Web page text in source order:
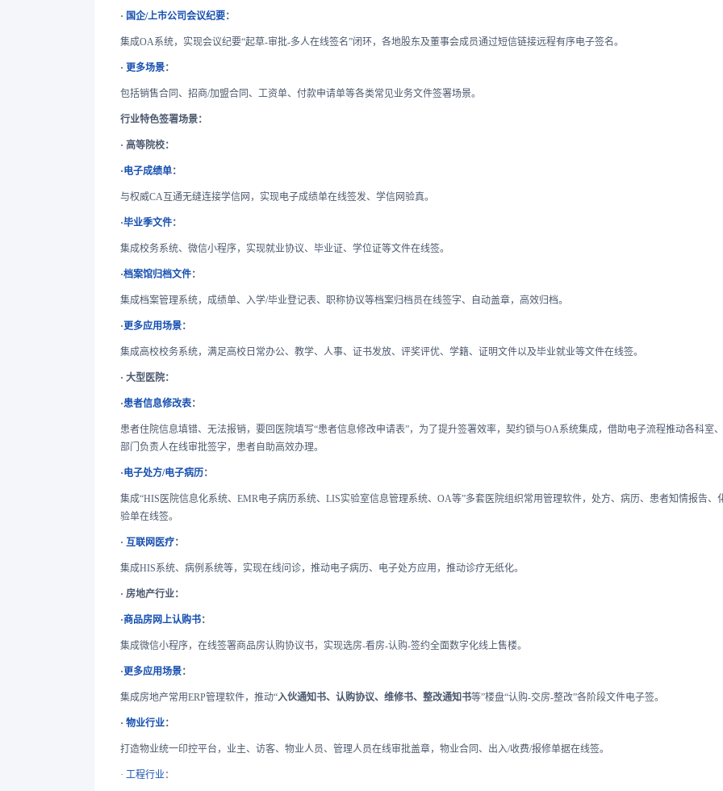
· 国企/上市公司会议纪要：
集成OA系统，实现会议纪要“起草-审批-多人在线签名”闭环，各地股东及董事会成员通过短信链接远程有序电子签名。
· 更多场景：
包括销售合同、招商/加盟合同、工资单、付款申请单等各类常见业务文件签署场景。
行业特色签署场景：
· 高等院校：
·电子成绩单：
与权威CA互通无缝连接学信网，实现电子成绩单在线签发、学信网验真。
·毕业季文件：
集成校务系统、微信小程序，实现就业协议、毕业证、学位证等文件在线签。
·档案馆归档文件：
集成档案管理系统，成绩单、入学/毕业登记表、职称协议等档案归档员在线签字、自动盖章，高效归档。
·更多应用场景：
集成高校校务系统，满足高校日常办公、教学、人事、证书发放、评奖评优、学籍、证明文件以及毕业就业等文件在线签。
· 大型医院：
·患者信息修改表：
患者住院信息填错、无法报销，要回医院填写“患者信息修改申请表”，为了提升签署效率，契约锁与OA系统集成，借助电子流程推动各科室、
部门负责人在线审批签字，患者自助高效办理。
·电子处方/电子病历：
集成“HIS医院信息化系统、EMR电子病历系统、LIS实验室信息管理系统、OA等”多套医院组织常用管理软件，处方、病历、患者知情报告、
验单在线签。
· 互联网医疗：
集成HIS系统、病例系统等，实现在线问诊，推动电子病历、电子处方应用，推动诊疗无纸化。
· 房地产行业：
·商品房网上认购书：
集成微信小程序，在线签署商品房认购协议书，实现选房-看房-认购-签约全面数字化线上售楼。
·更多应用场景：
集成房地产常用ERP管理软件，推动“入伙通知书、认购协议、维修书、整改通知书等”楼盘“认购-交房-整改”各阶段文件电子签。
· 物业行业：
打造物业统一印控平台，业主、访客、物业人员、管理人员在线审批盖章，物业合同、出入/收费/报修单据在线签。
· 工程行业：